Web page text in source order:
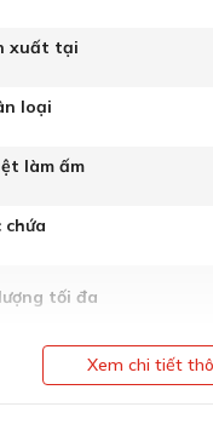
xuất tại
loại
làm ấm
chứa
tối đa
Xem chi tiết